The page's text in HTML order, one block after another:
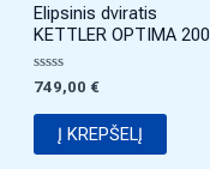
Elipsinis dviratis
KETTLER OPTIMA 200
Įvertinimas:
0
iš
749,00 €
Į KREPŠELĮ